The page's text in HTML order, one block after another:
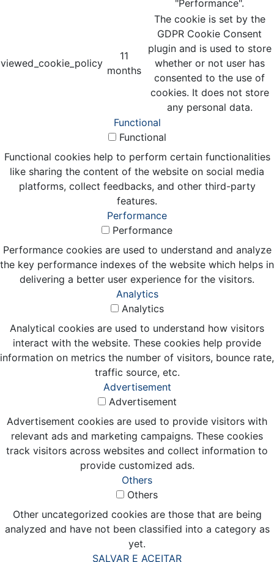
"Performance".
viewed_cookie_policy
11
months
The cookie is set by the
GDPR Cookie Consent
plugin and is used to store
whether or not user has
consented to the use of
cookies. It does not store
any personal data.
Functional
Functional
Functional cookies help to perform certain functionalities
like sharing the content of the website on social media
platforms, collect feedbacks, and other third-party
features.
Performance
Performance
Performance cookies are used to understand and analyze
the key performance indexes of the website which helps in
delivering a better user experience for the visitors.
Analytics
Analytics
Analytical cookies are used to understand how visitors
interact with the website. These cookies help provide
information on metrics the number of visitors, bounce rate,
traffic source, etc.
Advertisement
Advertisement
Advertisement cookies are used to provide visitors with
relevant ads and marketing campaigns. These cookies
track visitors across websites and collect information to
provide customized ads.
Others
Others
Other uncategorized cookies are those that are being
analyzed and have not been classified into a category as
yet.
SALVAR E ACEITAR